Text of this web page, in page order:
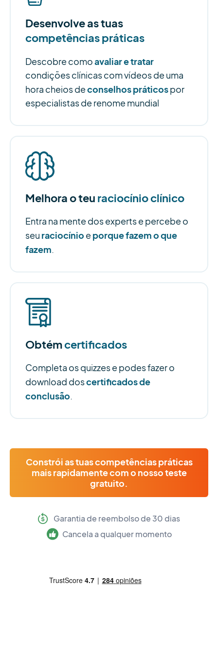
Desenvolve as tuas
competências práticas
Descobre comoavaliar e tratar
condições clínicas com vídeos de uma
hora cheios deconselhos práticospor
especialistas de renome mundial
Melhora o teu raciocínio clínico
Entra na mente dos experts e percebe o
seu raciocínio e porque fazem o que
fazem.
Obtémcertificados
Completa os quizzes e podes fazer o
download doscertificados de
conclusão.
Constrói as tuas competências práticas
mais rapidamente com o nosso teste
gratuito.
Garantia de reembolso de 30 dias
Cancela a qualquer momento